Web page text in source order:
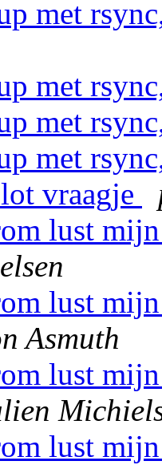
met
met
met
met
vraagje
lust
lust
Asmuth
lust
lust